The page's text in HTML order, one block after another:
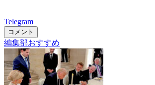
Telegram
コメント
編集部おすすめ